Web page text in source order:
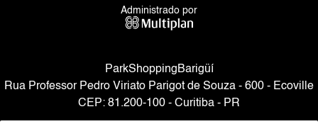
Administrado por
ParkShoppingBarigüí
Rua Professor Pedro Viriato Parigot de Souza - 600 - Ecoville
CEP: 81.200-100 - Curitiba - PR